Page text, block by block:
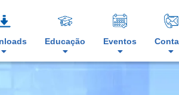
Educação Eventos